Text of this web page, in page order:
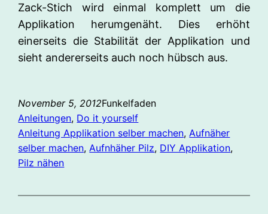
Zack-Stich wird einmal komplett um die
Applikation herumgenäht. Dies erhöht
einerseits die Stabilität der Applikation und
sieht andererseits auch noch hübsch aus.
November 5, 2012Funkelfaden
Anleitungen, Do it yourself
Anleitung Applikation selber machen, Aufnäher
selber machen, Aufnhäher Pilz, DIY Applikation
Pilz nähen